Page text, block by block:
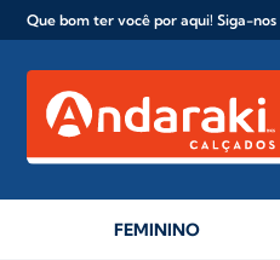
Que bom ter você por aqui! Siga-nos
FEMININO